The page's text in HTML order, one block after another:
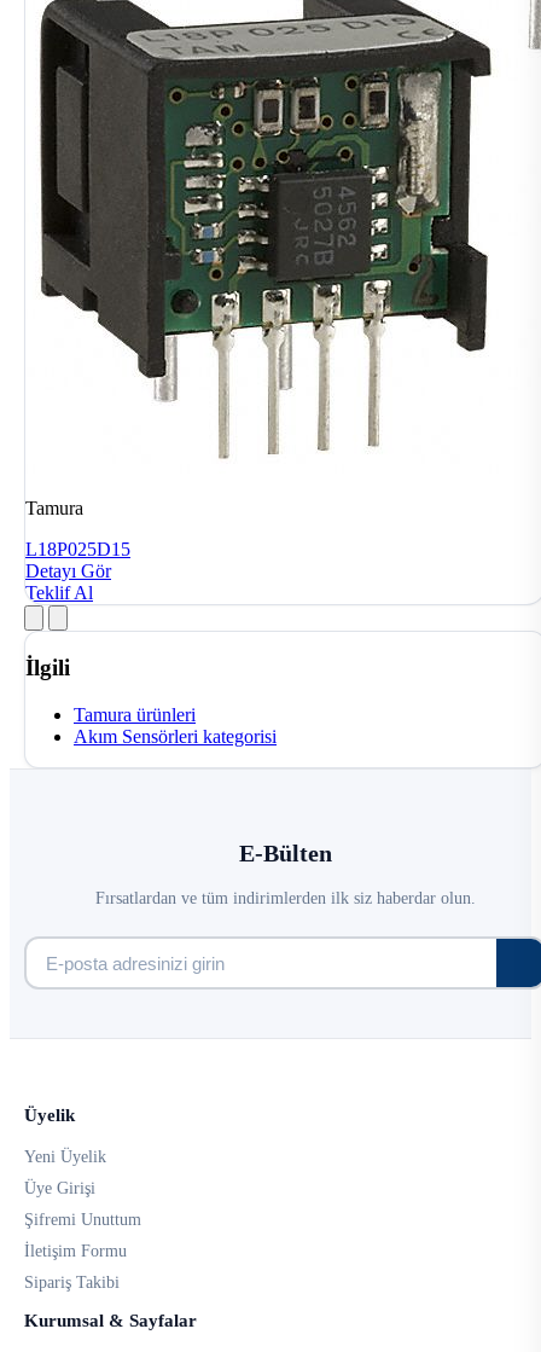
Tamura
L18P025D15
Detayı Gör
Teklif Al
İlgili
Tamura ürünleri
Akım Sensörleri kategorisi
E-Bülten
Fırsatlardan ve tüm indirimlerden ilk siz haberdar olun.
Üyelik
Yeni Üyelik
Üye Girişi
Şifremi Unuttum
İletişim Formu
Sipariş Takibi
Kurumsal & Sayfalar